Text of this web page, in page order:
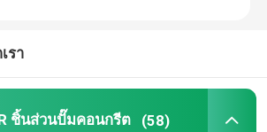
รา
ชิ้นส่วนปั๊มคอนกรีต (58)